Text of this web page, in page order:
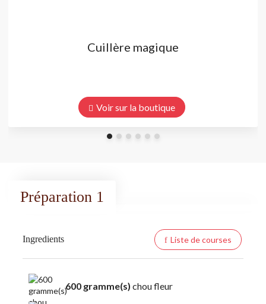
Cuillère magique
Voir sur la boutique
Préparation 1
Ingredients Liste de courses
600 gramme(s) chou fleur